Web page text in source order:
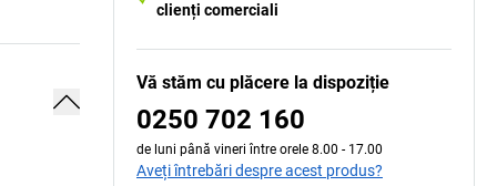
clienți comerciali
Vă stăm cu plăcere la dispoziție
0250 702 160
de luni până vineri între orele 8.00 - 17.00
Aveți întrebări despre acest produs?